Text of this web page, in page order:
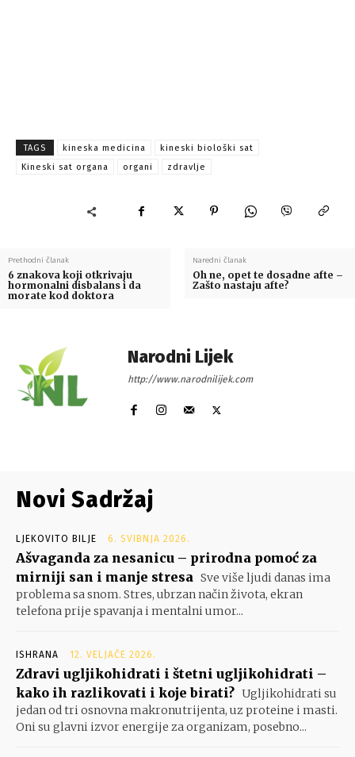
TAGS kineska medicina
kineski biološki sat
Kineski sat organa
organi zdravlje
Prethodni članak
6 znakova koji otkrivaju
hormonalni disbalans i da
morate kod doktora
Naredni članak
Oh ne, opet te dosadne afte –
Zašto nastaju afte?
Narodni Lijek
http://www.narodnilijek.com
Novi Sadržaj
LJEKOVITO BILJE 6. SVIBNJA 2026.
Ašvaganda za nesanicu – prirodna pomoć za
mirniji san i manje stresa Sve više ljudi danas ima
problema sa snom. Stres, ubrzan način života, ekran
telefona prije spavanja i mentalni umor...
ISHRANA 12. VELJAČE 2026.
Zdravi ugljikohidrati i štetni ugljikohidrati –
kako ih razlikovati i koje birati? Ugljikohidrati su
jedan od tri osnovna makronutrijenta, uz proteine i masti.
Oni su glavni izvor energije za organizam, posebno...